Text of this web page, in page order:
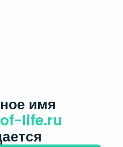
имя
life.ru